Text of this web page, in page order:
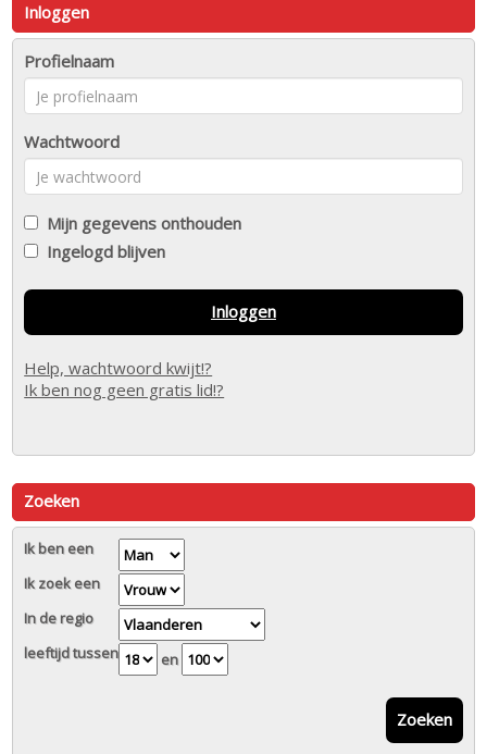
Inloggen
Profielnaam
Wachtwoord
Mijn gegevens onthouden
Ingelogd blijven
Inloggen
Help, wachtwoord kwijt!?
Ik ben nog geen gratis lid!?
Zoeken
Ik ben een
Ik zoek een
In de regio
leeftijd tussen
en
Zoeken